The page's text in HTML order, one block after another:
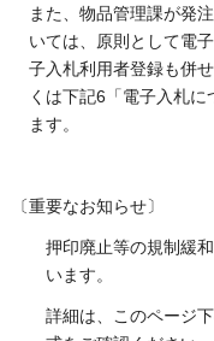
また、物品管理課が発
いては、原則として電
子入札利用者登録も併
くは下記6「電子入札
ます。
〔重要なお知らせ〕
押印廃止等の規制緩
います。
詳細は、このページ